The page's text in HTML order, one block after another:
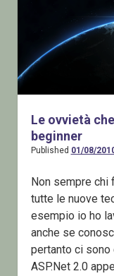
Le ovvietà
beginner
Published 01/08/
Non sempre
tutte le nuove
esempio io ho
anche se
pertanto ci sono
ASP.Net 2.0